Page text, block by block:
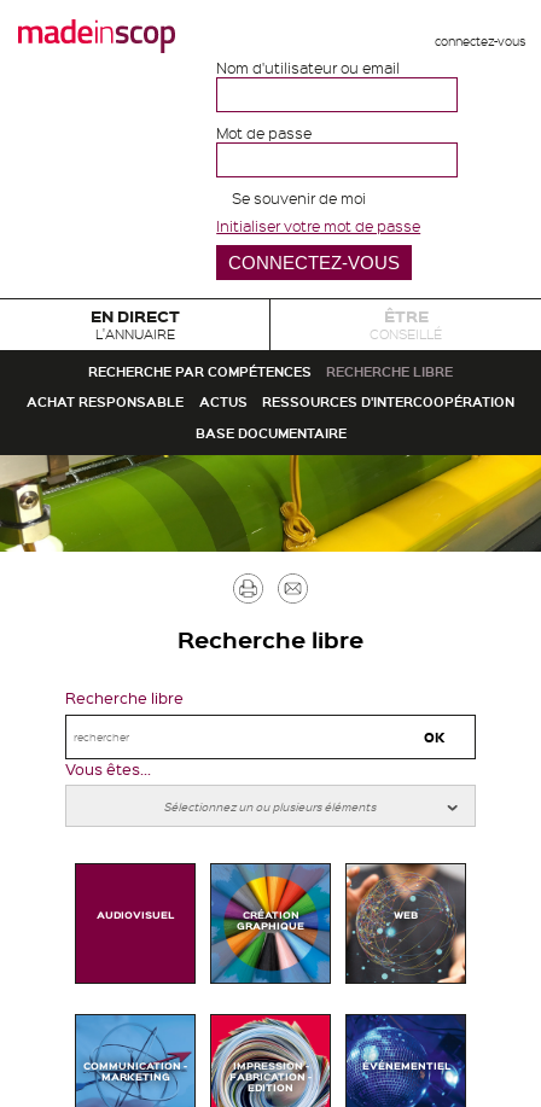
connectez-vous
Nom d'utilisateur ou email
Mot de passe
Se souvenir de moi
Initialiser votre mot de passe
EN DIRECT
L'ANNUAIRE
ÊTRE
CONSEILLÉ
RECHERCHE PAR COMPÉTENCES
RECHERCHE LIBRE
ACHAT RESPONSABLE
ACTUS
RESSOURCES D'INTERCOOPÉRATION
BASE DOCUMENTAIRE
Imprimer
Recherche libre
Recherche libre
Vous êtes...
AUDIOVISUEL CRÉATION
GRAPHIQUE
WEB
COMMUNICATION -
MARKETING
IMPRESSION -
FABRICATION -
EDITION
ÉVÉNEMENTIEL